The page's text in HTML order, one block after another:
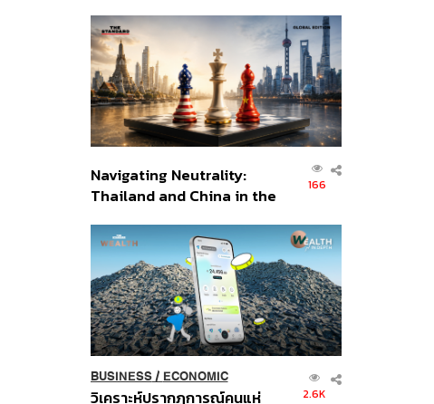
ส่วนยุทธศาสตร์ไทย –
อินโดนีเซีย
Navigating Neutrality:
Thailand and China in the
Order
166
BUSINESS/ ECONOMIC
วิเคราะห์ปรากฏการณ์คนแห่ 2.6K